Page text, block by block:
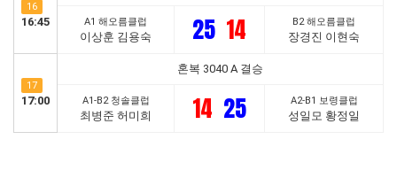
16
16:45 A1 해오름클럽
이상훈 김용숙 25 14 B2 해오름클럽
장경진 이현숙
17
17:00
혼복 3040 A 결승
A1-B2 청솔클럽
최병준 허미희 14 25 A2-B1 보령클럽
성일모 황정일